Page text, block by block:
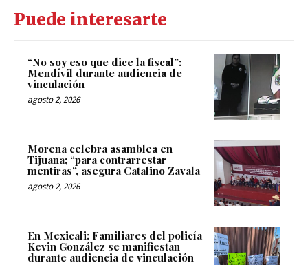
Puede interesarte
“No soy eso que dice la fiscal”:
Mendívil durante audiencia de
vinculación
agosto 2, 2026
Morena celebra asamblea en
Tijuana; “para contrarrestar
mentiras”, asegura Catalino Zavala
agosto 2, 2026
En Mexicali: Familiares del policía
Kevin González se manifiestan
durante audiencia de vinculación